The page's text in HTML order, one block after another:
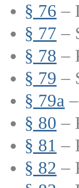
§ 76 –
§ 77 –
§ 78 –
§ 79 –
§ 79a
§ 80 –
§ 81 –
§ 82 –